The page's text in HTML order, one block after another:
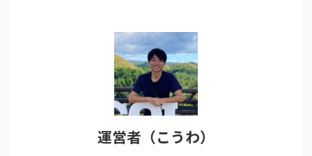
運営者（こうわ）